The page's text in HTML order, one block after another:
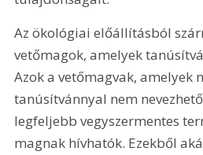
Az ökológiai előállításból
vetőmagok, amelyek
Azok a vetőmagvak, amelyek
tanúsítvánnyal nem
legfeljebb vegyszermentes
magnak hívhatók. Ezekből